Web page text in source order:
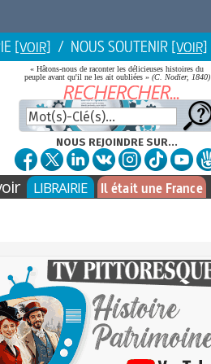
[VOIR] / NOUS SOUTENIR [VOIR]
« Hâtons-nous de raconter les délicieuses histoires du
peuple avant qu'il ne les ait oubliées » (C. Nodier, 1840)
NOUS REJOINDRE SUR...
LIBRAIRIE Il était une France